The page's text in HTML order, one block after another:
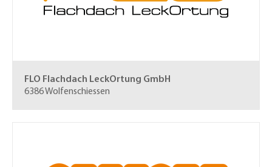
FLO Flachdach LeckOrtung GmbH
6386 Wolfenschiessen